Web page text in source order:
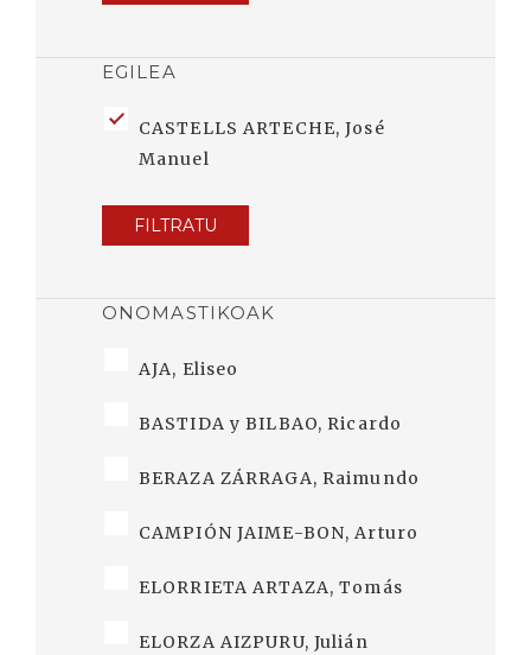
EGILEA
CASTELLS ARTECHE, José
Manuel
FILTRATU
ONOMASTIKOAK
AJA, Eliseo
BASTIDA y BILBAO, Ricardo
BERAZA ZÁRRAGA, Raimundo
CAMPIÓN JAIME-BON, Arturo
ELORRIETA ARTAZA, Tomás
ELORZA AIZPURU, Julián